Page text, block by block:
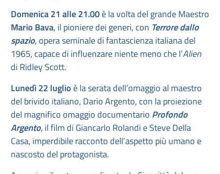
Domenica 21 alle 21.00è la volta del grande Maestro
Mario Bava, il pioniere dei generi, con Terrore dallo
spazio, opera seminale di fantascienza italiana del
1965, capace di influenzare niente meno che l’Alien
di Ridley Scott.
Lunedì 22 luglio è la serata dell’omaggio al maestro
del brivido italiano, Dario Argento, con la proiezione
del magnifico omaggio documentario Profondo
Argento, il film di Giancarlo Rolandi e Steve Della
Casa, imperdibile racconto dell’aspetto più umano e
nascosto del protagonista.